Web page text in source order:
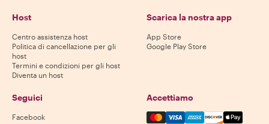
Host
Centro assistenza host
Politica di cancellazione per gli
host
Termini e condizioni per gli host
Diventa un host
Scarica la nostra app
App Store
Google Play Store
Seguici
Facebook
Accettiamo
Mastercard, Visa, Amex,